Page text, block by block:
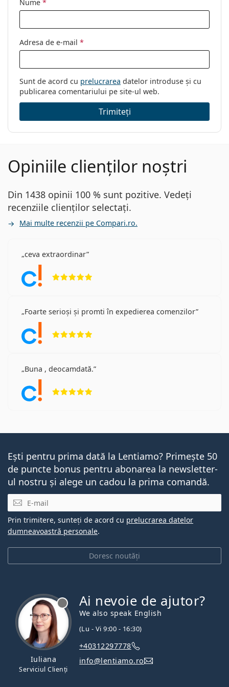
Nume *
Adresa de e-mail *
Sunt de acord cu prelucrarea datelor introduse și cu
publicarea comentariului pe site-ul web.
Trimiteți
Opiniile clienților noștri
Din 1438 opinii 100 % sunt pozitive. Vedeți
recenziile clienților selectați.
Mai multe recenzii pe Compari.ro.
ceva extraordinar
Foarte serioși și promti în expedierea comenzilor
Buna , deocamdată.
Ești pentru prima dată la Lentiamo? Primește 50
de puncte bonus pentru abonarea la newsletter-
ul nostru și alege un cadou la prima comandă.
E-mail
Doresc noutăți
Prin trimitere, sunteți de acord cu prelucrarea datelor
dumneavoastră personale.
Iuliana
Serviciul Clienți
Ai nevoie de ajutor?
We also speak English
(Lu - Vi 9:00 - 16:30)
+40312297778
info@lentiamo.ro